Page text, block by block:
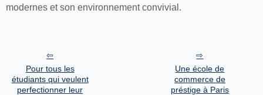
modernes et son environnement convivial.
Pour tous les
étudiants qui veulent
perfectionner leur
Une école de
commerce de
préstige à Paris